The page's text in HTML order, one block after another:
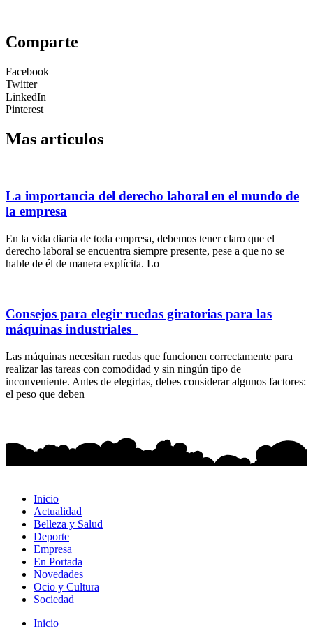
Comparte
Facebook
Twitter
LinkedIn
Pinterest
Mas articulos
La importancia del derecho laboral en el mundo de
la empresa
En la vida diaria de toda empresa, debemos tener claro que el
derecho laboral se encuentra siempre presente, pese a que no se
hable de él de manera explícita. Lo
Consejos para elegir ruedas giratorias para las
máquinas industriales
Las máquinas necesitan ruedas que funcionen correctamente para
realizar las tareas con comodidad y sin ningún tipo de
inconveniente. Antes de elegirlas, debes considerar algunos factores:
el peso que deben
Inicio
Actualidad
Belleza y Salud
Deporte
Empresa
En Portada
Novedades
Ocio y Cultura
Sociedad
Inicio